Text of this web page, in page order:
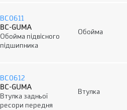
BC0611
BC-GUMA
Обойма підвісного
підшипника
Обойма
BC0612
BC-GUMA
Втулка задньої
ресори передня
Втулка